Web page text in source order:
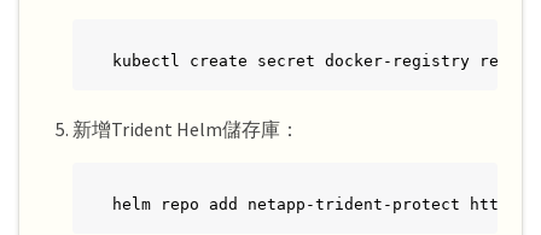
kubectl create secret docker-registry
新增Trident Helm儲存庫：
helm repo add netapp-trident-protect